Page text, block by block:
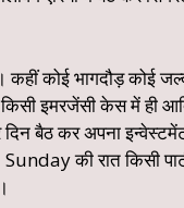
कहीं कोई भागदौड़ कोई
इमरजेंसी केस में ही
दिन बैठ कर अपना
की रात किसी